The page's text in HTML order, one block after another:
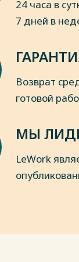
24 часа в
7 дней в
Возврат
готовой
МЫ
LeWork